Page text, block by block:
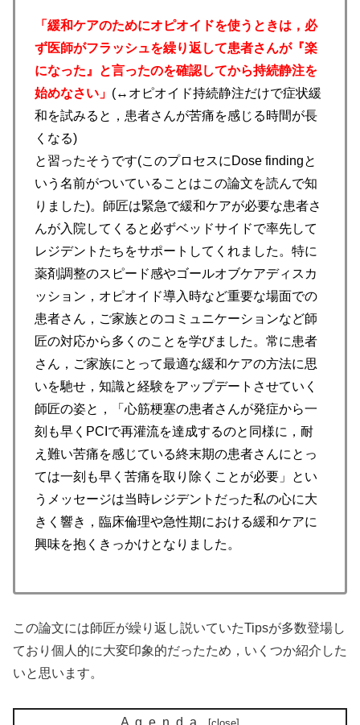
「緩和ケアのためにオピオイドを使うときは，必
ず医師がフラッシュを繰り返して患者さんが『楽
になった』と言ったのを確認してから持続静注を
始めなさい」 (↔オピオイド持続静注だけで症状緩
和を試みると，患者さんが苦痛を感じる時間が長
くなる)
と習ったそうです(このプロセスにDose findingと
いう名前がついていることはこの論文を読んで知
りました)。師匠は緊急で緩和ケアが必要な患者さ
んが入院してくると必ずベッドサイドで率先して
レジデントたちをサポートしてくれました。特に
薬剤調整のスピード感やゴールオブケアディスカ
ッション，オピオイド導入時など重要な場面での
患者さん，ご家族とのコミュニケーションなど師
匠の対応から多くのことを学びました。常に患者
さん，ご家族にとって最適な緩和ケアの方法に思
いを馳せ，知識と経験をアップデートさせていく
師匠の姿と，「心筋梗塞の患者さんが発症から一
刻も早くPCIで再灌流を達成するのと同様に，耐
え難い苦痛を感じている終末期の患者さんにとっ
ては一刻も早く苦痛を取り除くことが必要」とい
うメッセージは当時レジデントだった私の心に大
きく響き，臨床倫理や急性期における緩和ケアに
興味を抱くきっかけとなりました。
この論文には師匠が繰り返し説いていたTipsが多数登場し
ており個人的に大変印象的だったため，いくつか紹介した
いと思います。